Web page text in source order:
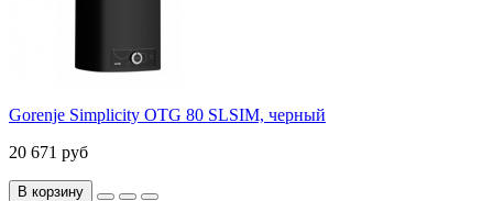
Gorenje Simplicity OTG 80 SLSIM, черный
20 671 руб
В корзину